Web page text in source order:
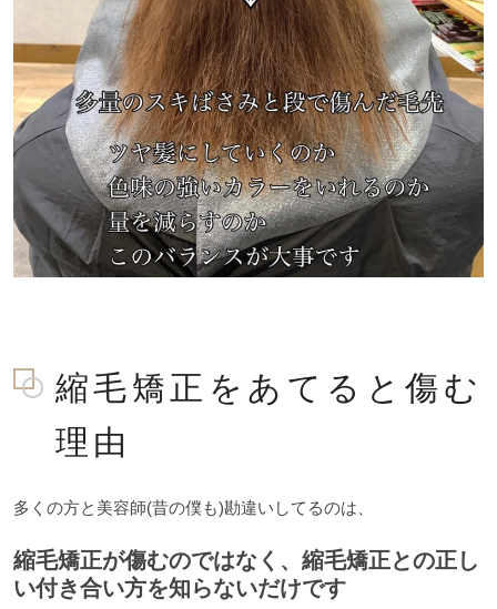
縮毛矯正をあてると傷む
理由
多くの方と美容師(昔の僕も)勘違いしてるのは、
縮毛矯正が傷むのではなく、縮毛矯正との正し
い付き合い方を知らないだけです